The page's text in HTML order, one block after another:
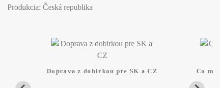
Produkcia: Česká republika
Doprava z dobirkou pre SK a CZ Co